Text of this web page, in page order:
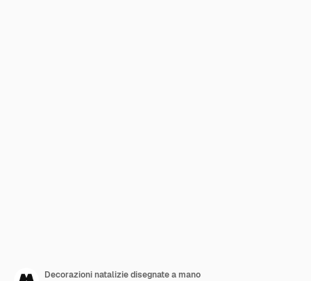
Decorazioni natalizie disegnate a mano